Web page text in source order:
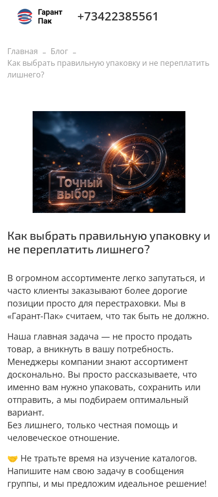
+73422385561
Главная
Блог
Как выбрать правильную упаковку и не переплатить
лишнего?
Как выбрать правильную упаковку и
не переплатить лишнего?
В огромном ассортименте легко запутаться, и
часто клиенты заказывают более дорогие
позиции просто для перестраховки. Мы в
«Гарант-Пак» считаем, что так быть не должно.
Наша главная задача — не просто продать
товар, а вникнуть в вашу потребность.
Менеджеры компании знают ассортимент
досконально. Вы просто рассказываете, что
именно вам нужно упаковать, сохранить или
отправить, а мы подбираем оптимальный
вариант.
Без лишнего, только честная помощь и
человеческое отношение.
🤝 Не тратьте время на изучение каталогов.
Напишите нам свою задачу в сообщения
группы, и мы предложим идеальное решение!